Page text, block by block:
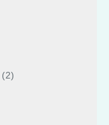
(2)